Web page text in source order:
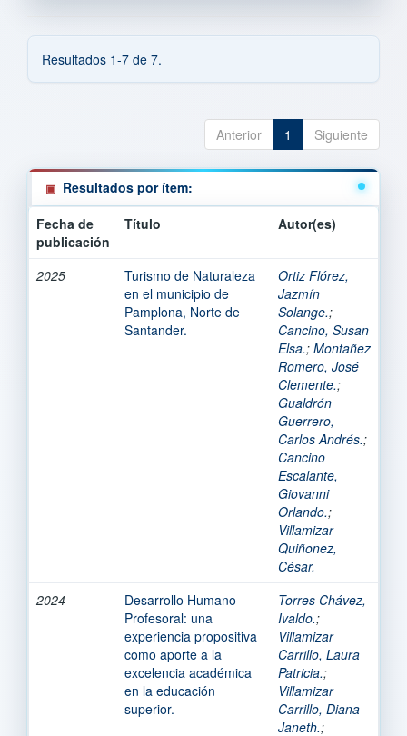
Resultados 1-7 de 7.
Anterior 1 Siguiente
Resultados por ítem:
Fecha de
publicación
Título Autor(es)
2025
Turismo de Naturaleza
en el municipio de
Pamplona, Norte de
Santander.
Ortiz Flórez,
Jazmín
Solange.;
Cancino, Susan
Elsa.; Montañez
Romero, José
Clemente.;
Gualdrón
Guerrero,
Carlos Andrés.;
Cancino
Escalante,
Giovanni
Orlando.;
Villamizar
Quiñonez,
César.
2024
Desarrollo Humano
Profesoral: una
experiencia propositiva
como aporte a la
excelencia académica
en la educación
superior.
Torres Chávez,
Ivaldo.;
Villamizar
Carrillo, Laura
Patricia.;
Villamizar
Carrillo, Diana
Janeth.;